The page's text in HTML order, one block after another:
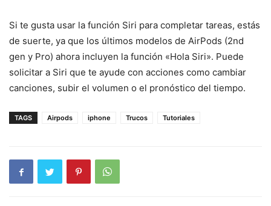
Si te gusta usar la función Siri para completar tareas, estás
de suerte, ya que los últimos modelos de AirPods (2nd
gen y Pro) ahora incluyen la función «Hola Siri». Puede
solicitar a Siri que te ayude con acciones como cambiar
canciones, subir el volumen o el pronóstico del tiempo.
TAGS Airpods iphone Trucos Tutoriales